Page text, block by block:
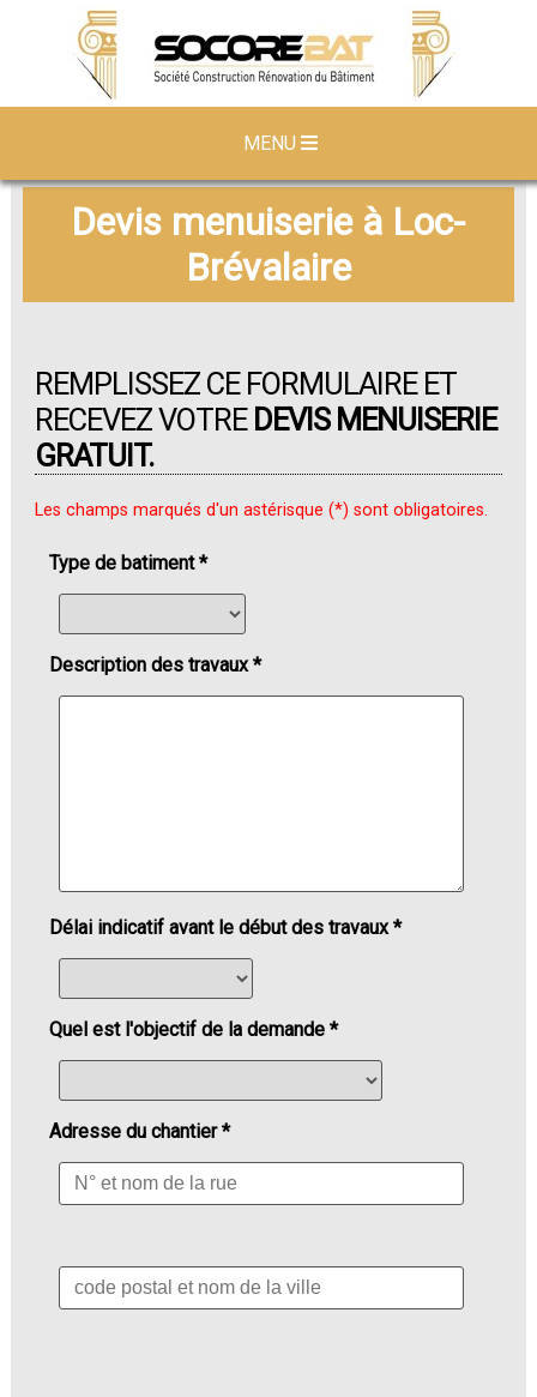
MENU
Devis menuiserie à Loc-
Brévalaire
REMPLISSEZ CE FORMULAIRE ET
RECEVEZ VOTRE DEVIS MENUISERIE
GRATUIT.
Les champs marqués d'un astérisque (*) sont obligatoires.
Type de batiment *
Description des travaux *
Délai indicatif avant le début des travaux *
Quel est l'objectif de la demande *
Adresse du chantier *